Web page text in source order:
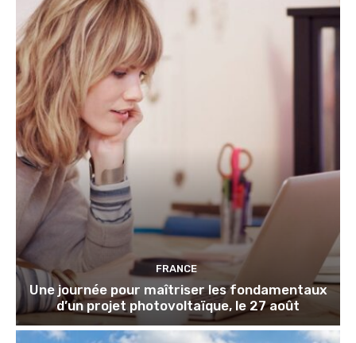
FRANCE
Une journée pour maîtriser les fondamentaux
d’un projet photovoltaïque, le 27 août